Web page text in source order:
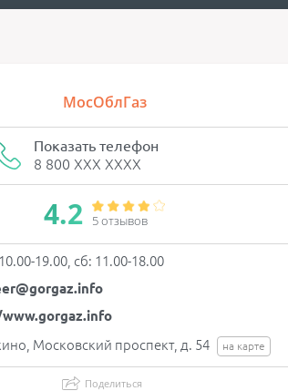
МосОблГаз
Показать телефон
8 800 XXX XXXX
4.2 5 отзывов
19.00, сб: 11.00-18.00
Московский проспект, д. 54
на карте
Поделиться